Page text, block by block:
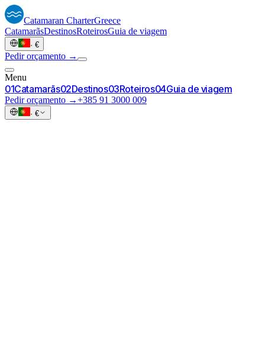
Catamaran CharterGreece
CatamarãsDestinosRoteirosGuia de viagem
· €
Pedir orçamento →
Menu
01Catamarãs02Destinos03Roteiros04Guia de viagem
Pedir orçamento →+385 91 3000 009
· €